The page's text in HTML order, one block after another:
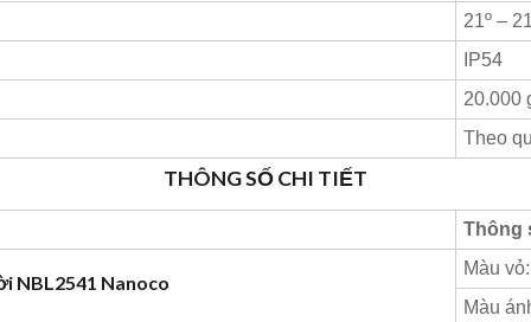
21º –
IP54
20.000
Theo
THÔNGSỐ CHI TIẾT
Thông
NBL2541 Nanoco
Màu vỏ:
Màu